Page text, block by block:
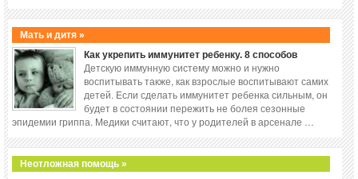
Мать и дитя »
Как укрепить иммунитет ребенку. 8 способов
Детскую иммунную систему можно и нужно
воспитывать также, как взрослые воспитывают самих
детей. Если сделать иммунитет ребенка сильным, он
будет в состоянии пережить не болея сезонные
эпидемии гриппа. Медики считают, что у родителей в арсенале …
Неотложная помощь »